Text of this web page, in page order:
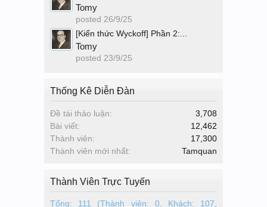
Tomy
posted 26/9/25
[Kiến thức Wyckoff] Phần 2:...
Tomy
posted 23/9/25
Thống Kê Diễn Đàn
Đề tài thảo luận:
3,708
Bài viết:
12,462
Thành viên:
17,300
Thành viên mới nhất:
Tamquan
Thành Viên Trực Tuyến
Tổng: 111 (Thành viên: 0, Khách: 107,